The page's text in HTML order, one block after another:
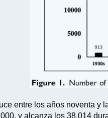
entre los años noventa y
y alcanza los 38.014